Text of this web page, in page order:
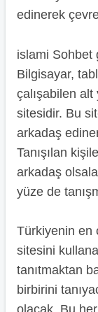
edinerek
islami Sohbet
Bilgisayar,
çalışabilen
sitesidir. Bu
arkadaş
Tanışılan
arkadaş
yüze de
Türkiyenin en
sitesini
tanıtmaktan
birbirini